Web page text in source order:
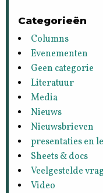
Categorieën
Columns
Evenementen
Geen categorie
Literatuur
Media
Nieuws
Nieuwsbrieven
presentaties en
Sheets & docs
Veelgestelde
Video